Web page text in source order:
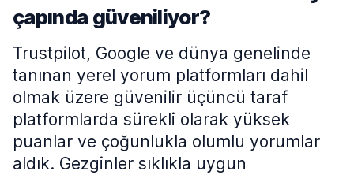
çapında güveniliyor?
Trustpilot, Google ve dünya genelinde
tanınan yerel yorum platformları dahil
olmak üzere güvenilir üçüncü taraf
platformlarda sürekli olarak yüksek
puanlar ve çoğunlukla olumlu yorumlar
aldık. Gezginler sıklıkla uygun